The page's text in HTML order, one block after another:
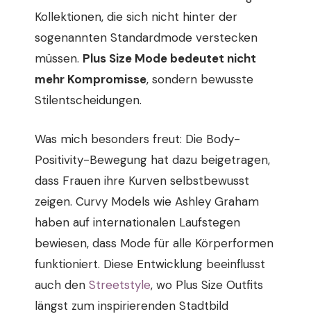
Kollektionen, die sich nicht hinter der
sogenannten Standardmode verstecken
müssen. Plus Size Mode bedeutet nicht
mehr Kompromisse, sondern bewusste
Stilentscheidungen.
Was mich besonders freut: Die Body-
Positivity-Bewegung hat dazu beigetragen,
dass Frauen ihre Kurven selbstbewusst
zeigen. Curvy Models wie Ashley Graham
haben auf internationalen Laufstegen
bewiesen, dass Mode für alle Körperformen
funktioniert. Diese Entwicklung beeinflusst
auch den Streetstyle, wo Plus Size Outfits
längst zum inspirierenden Stadtbild